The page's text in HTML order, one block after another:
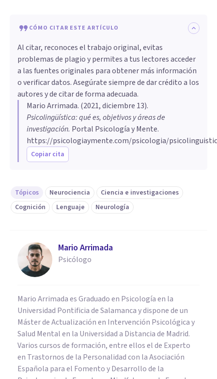
CÓMO CITAR ESTE ARTÍCULO
Al citar, reconoces el trabajo original, evitas
problemas de plagio y permites a tus lectores acceder
a las fuentes originales para obtener más información
o verificar datos. Asegúrate siempre de dar crédito a los
autores y de citar de forma adecuada.
Mario Arrimada. (2021, diciembre 13).
Psicolingüística: qué es, objetivos y áreas de
investigación. Portal Psicología y Mente.
https://psicologiaymente.com/psicologia/
Copiar cita
Tópicos Neurociencia
Ciencia e investigaciones
Cognición
Lenguaje Neurología
Mario Arrimada
Psicólogo
Mario Arrimada es Graduado en Psicología en la
Universidad Pontificia de Salamanca y dispone de un
Máster de Actualización en Intervención Psicológica y
Salud Mental en la Universidad a Distancia de Madrid.
Varios cursos de formación, entre ellos el de Experto
en Trastornos de la Personalidad con la Asociación
Española para el Fomento y Desarrollo de la